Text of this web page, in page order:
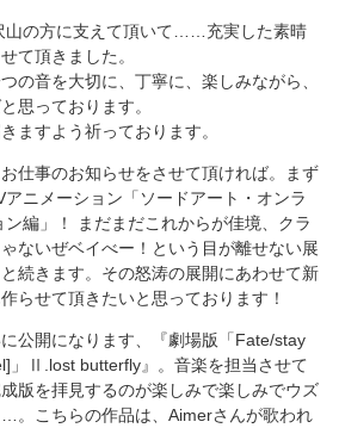
山の方に支えて頂いて……充実した素晴
て頂きました。
の音を大切に、丁寧に、楽しみながら、
思っております。
ますよう祈っております。
仕事のお知らせをさせて頂ければ。まず
ニメーション「ソードアート・オンラ
編」！ まだまだこれからが佳境、クラ
ないぜベイべー！という目が離せない展
続きます。その怒涛の展開にあわせて新
らせて頂きたいと思っております！
公開になります、『劇場版「Fate/stay
」Ⅱ.lost butterfly』。音楽を担当させて
版を拝見するのが楽しみで楽しみでウズ
。こちらの作品は、Aimerさんが歌われ